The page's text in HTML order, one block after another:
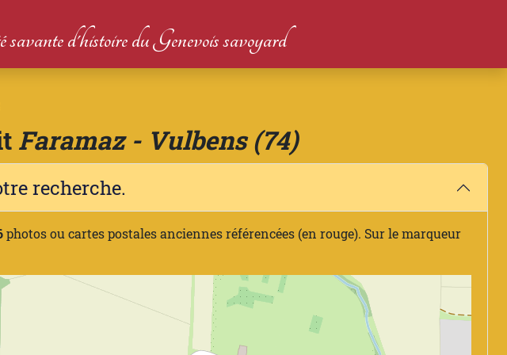
savante d'histoire du Genevois savoyard
Faramaz - Vulbens (74)
recherche.
photos ou cartes postales anciennes référencées (en rouge). Sur le marqueur